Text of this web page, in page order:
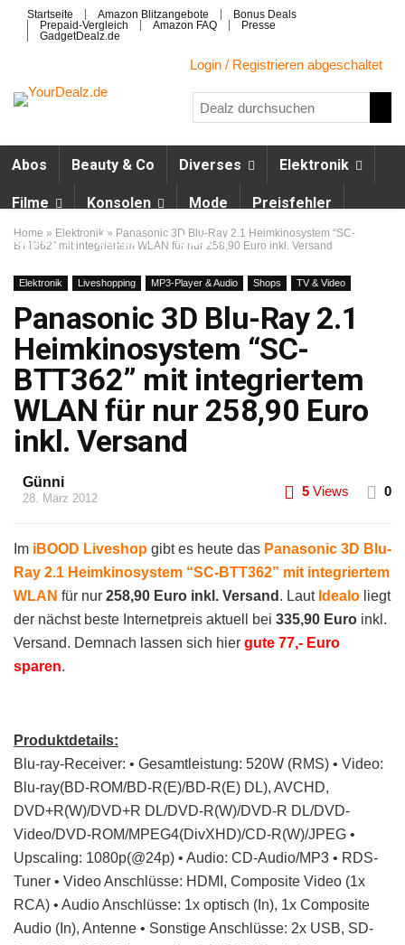
Startseite Amazon Blitzangebote
Bonus Deals
Prepaid-Vergleich
Amazon FAQ
Presse
GadgetDealz.de
Login / Registrieren abgeschaltet
Abos Beauty & Co Diverses Elektronik
Filme Konsolen Mode Preisfehler
Reisen Shops Outlets
Home » Elektronik » Panasonic 3D Blu-Ray 2.1 Heimkinosystem “SC-
BTT362” mit integriertem WLAN für nur 258,90 Euro inkl. Versand
Elektronik Liveshopping MP3-Player & Audio Shops TV & Video
Panasonic 3D Blu-Ray 2.1
Heimkinosystem “SC-
BTT362” mit integriertem
WLAN für nur 258,90 Euro
inkl. Versand
Günni
28. März 2012 5 Views 0
Im iBOOD Liveshop gibt es heute das Panasonic 3D Blu-
Ray 2.1 Heimkinosystem “SC-BTT362” mit integriertem
WLAN für nur 258,90 Euro inkl. Versand . Laut Idealo liegt
der nächst beste Internetpreis aktuell bei 335,90 Euro inkl.
Versand. Demnach lassen sich hier gute 77,- Euro
sparen.
Produktdetails:
Blu-ray-Receiver: • Gesamtleistung: 520W (RMS) • Video:
Blu-ray(BD-ROM/BD-R(E)/BD-R(E) DL), AVCHD,
DVD+R(W)/DVD+R DL/DVD-R(W)/DVD-R DL/DVD-
Video/DVD-ROM/MPEG4(DivXHD)/CD-R(W)/JPEG •
Upscaling: 1080p(@24p) • Audio: CD-Audio/MP3 • RDS-
Tuner • Video Anschlüsse: HDMI, Composite Video (1x
RCA) • Audio Anschlüsse: 1x optisch (In), 1x Composite
Audio (In), Antenne • Sonstige Anschlüsse: 2x USB, SD-